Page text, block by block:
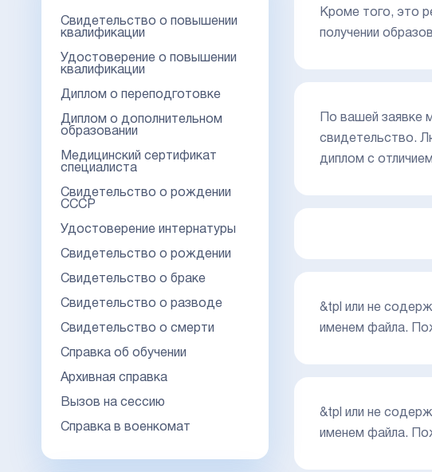
Свидетельство о повышении
квалификации
Удостоверение о повышении
квалификации
Диплом о переподготовке
Диплом о дополнительном
образовании
Медицинский сертификат
специалиста
Свидетельство о рождении
СССР
Удостоверение интернатуры
Свидетельство о рождении
Свидетельство о браке
Свидетельство о разводе
Свидетельство о смерти
Справка об обучении
Архивная справка
Вызов на сессию
Справка в военкомат
Кроме того, это
получении
По вашей заявке
свидетельство.
диплом с
&tpl или не
именем файла.
&tpl или не
именем файла.